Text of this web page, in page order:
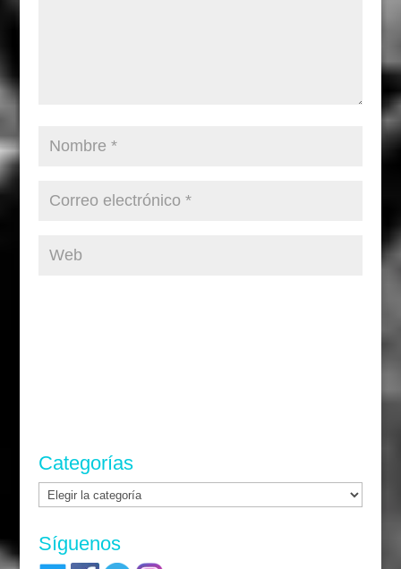
Categorías
Categorías
Síguenos